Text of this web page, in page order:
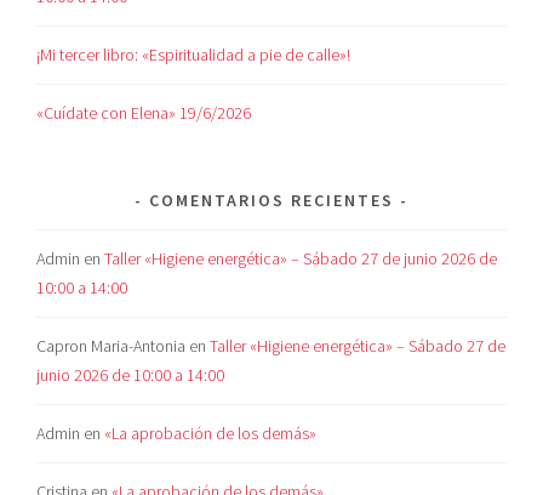
¡Mi tercer libro: «Espiritualidad a pie de calle»!
«Cuídate con Elena» 19/6/2026
COMENTARIOS RECIENTES
Admin enTaller «Higiene energética» – Sábado 27 de junio 2026 de
10:00 a 14:00
Capron Maria-Antonia enTaller «Higiene energética» – Sábado 27 de
junio 2026 de 10:00 a 14:00
Admin en «La aprobación de los demás»